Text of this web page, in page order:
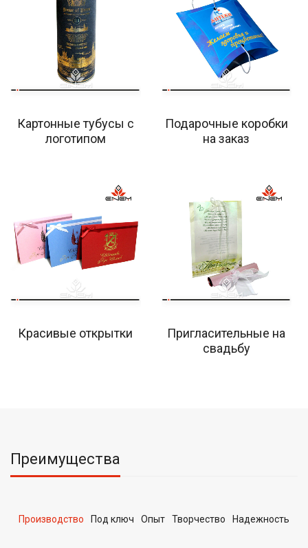
Картонные тубусы с
логотипом
Подарочные коробки
на заказ
Красивые открытки
Пригласительные на
свадьбу
Преимущества
Производство Под ключ Опыт Творчество Надежность